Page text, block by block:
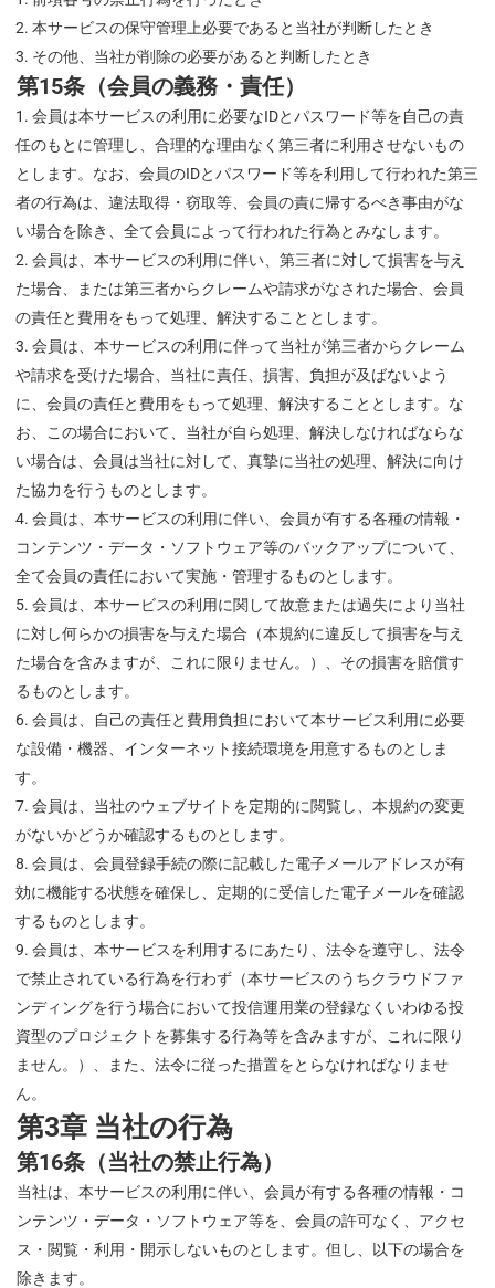
本サービスの保守管理上必要であると当社が判断したとき
その他、当社が削除の必要があると判断したとき
第15条（会員の義務・責任）
会員は本サービスの利用に必要なIDとパスワード等を自己の責
任のもとに管理し、合理的な理由なく第三者に利用させないもの
とします。なお、会員のIDとパスワード等を利用して行われた第三
者の行為は、違法取得・窃取等、会員の責に帰するべき事由がな
い場合を除き、全て会員によって行われた行為とみなします。
会員は、本サービスの利用に伴い、第三者に対して損害を与え
た場合、または第三者からクレームや請求がなされた場合、会員
の責任と費用をもって処理、解決することとします。
会員は、本サービスの利用に伴って当社が第三者からクレーム
や請求を受けた場合、当社に責任、損害、負担が及ばないよう
に、会員の責任と費用をもって処理、解決することとします。な
お、この場合において、当社が自ら処理、解決しなければならな
い場合は、会員は当社に対して、真摯に当社の処理、解決に向け
た協力を行うものとします。
会員は、本サービスの利用に伴い、会員が有する各種の情報・
コンテンツ・データ・ソフトウェア等のバックアップについて、
全て会員の責任において実施・管理するものとします。
会員は、本サービスの利用に関して故意または過失により当社
に対し何らかの損害を与えた場合（本規約に違反して損害を与え
た場合を含みますが、これに限りません。）、その損害を賠償す
るものとします。
会員は、自己の責任と費用負担において本サービス利用に必要
な設備・機器、インターネット接続環境を用意するものとしま
す。
会員は、当社のウェブサイトを定期的に閲覧し、本規約の変更
がないかどうか確認するものとします。
会員は、会員登録手続の際に記載した電子メールアドレスが有
効に機能する状態を確保し、定期的に受信した電子メールを確認
するものとします。
会員は、本サービスを利用するにあたり、法令を遵守し、法令
で禁止されている行為を行わず（本サービスのうちクラウドファ
ンディングを行う場合において投信運用業の登録なくいわゆる投
資型のプロジェクトを募集する行為等を含みますが、これに限り
ません。）、また、法令に従った措置をとらなければなりませ
ん。
第3章 当社の行為
第16条（当社の禁止行為）
当社は、本サービスの利用に伴い、会員が有する各種の情報・コ
ンテンツ・データ・ソフトウェア等を、会員の許可なく、アクセ
ス・閲覧・利用・開示しないものとします。但し、以下の場合を
除きます。